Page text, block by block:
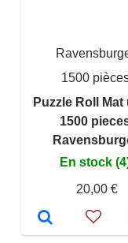
1500
Puzzle Roll Mat
1500
En stock
20,00 €